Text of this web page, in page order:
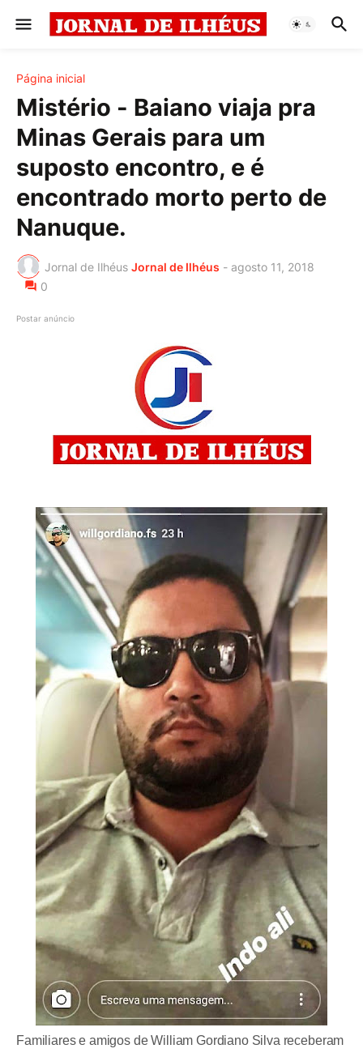
Página inicial
Mistério - Baiano viaja pra
Minas Gerais para um
suposto encontro, e é
encontrado morto perto de
Nanuque.
Jornal de Ilhéus Jornal de Ilhéus - agosto 11, 2018
0
Postar anúncio
Familiares e amigos de William Gordiano Silva receberam